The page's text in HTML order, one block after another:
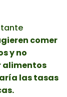
comer
​y no
alimentos
las tasas